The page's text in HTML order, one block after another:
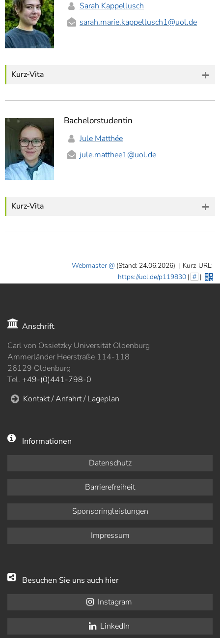
Sarah Kappellusch
sarah.marie.kappellusch1@uol.de
Kurz-Vita
Bachelorstudentin
Jule Matthée
jule.matthee1@uol.de
Kurz-Vita
Webmaster (Stand: 24.06.2026) | Kurz-URL:
https://uol.de/p119830| # |
Anschrift
Carl von Ossietzky Universität Oldenburg
Ammerländer Heerstraße 114-118
26129 Oldenburg
Tel. +49-(0)441-798-0
Kontakt / Anfahrt / Lageplan
Informationen
Datenschutz
Barrierefreiheit
Sponsoringleistungen
Impressum
Besuchen Sie uns auch hier
Instagram
LinkedIn